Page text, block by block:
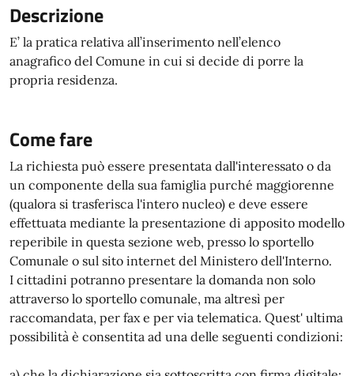
Descrizione
E’ la pratica relativa all’inserimento nell’elenco
anagrafico del Comune in cui si decide di porre la
propria residenza.
Come fare
La richiesta può essere presentata dall'interessato o da
un componente della sua famiglia purché maggiorenne
(qualora si trasferisca l'intero nucleo) e deve essere
effettuata mediante la presentazione di apposito modello
reperibile in questa sezione web, presso lo sportello
Comunale o sul sito internet del Ministero dell'Interno.
I cittadini potranno presentare la domanda non solo
attraverso lo sportello comunale, ma altresì per
raccomandata, per fax e per via telematica. Quest' ultima
possibilità è consentita ad una delle seguenti condizioni: